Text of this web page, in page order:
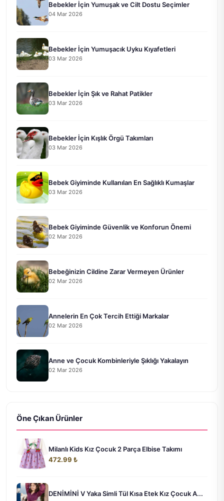
Bebekler İçin Yumuşak ve Cilt Dostu Seçimler
04 Mar 2026
Bebekler İçin Yumuşacık Uyku Kıyafetleri
03 Mar 2026
Bebekler İçin Şık ve Rahat Patikler
03 Mar 2026
Bebekler İçin Kışlık Örgü Takımları
03 Mar 2026
Bebek Giyiminde Kullanılan En Sağlıklı Kumaşlar
03 Mar 2026
Bebek Giyiminde Güvenlik ve Konforun Önemi
02 Mar 2026
Bebeğinizin Cildine Zarar Vermeyen Ürünler
02 Mar 2026
Annelerin En Çok Tercih Ettiği Markalar
02 Mar 2026
Anne ve Çocuk Kombinleriyle Şıklığı Yakalayın
02 Mar 2026
Öne Çıkan Ürünler
Milanlı Kids Kız Çocuk 2 Parça Elbise Takımı
472.99 ₺
DENİMİNİ V Yaka Simli Tül Kısa Etek Kız Çocuk A...